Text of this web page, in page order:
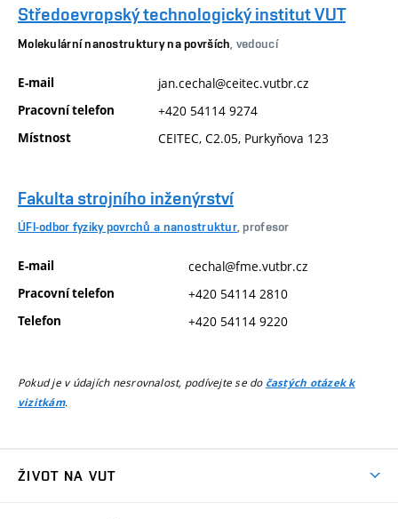
Středoevropský technologický institut VUT
Molekulární nanostruktury na površích , vedoucí
E-mail jan.cechal@ceitec.vutbr.cz
Pracovní telefon +420 54114 9274
Místnost CEITEC, C2.05, Purkyňova 123
Fakulta strojního inženýrství
ÚFI-odbor fyziky povrchů a nanostruktur, profesor
E-mail cechal@fme.vutbr.cz
Pracovní telefon +420 54114 2810
Telefon +420 54114 9220
Pokud je v údajích nesrovnalost, podívejte se do častých otázek k
vizitkám.
ŽIVOT NA VUT